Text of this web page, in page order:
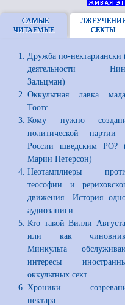
САМЫЕ
ЧИТАЕМЫЕ
СЕКТЫ
Дружба по-нектариански
деятельности
Зальцман)
Оккультная лавка
Тоотс
Кому нужно
политической партии
России шведским РО?
Марии Петерсон)
Неотамплиеры
теософии и
движения. История
аудиозаписи
Кто такой Вилли
или как
Минкульта
интересы
оккультных сект
Хроники
нектара